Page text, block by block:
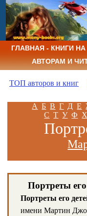
ГЛАВНАЯ - КНИГИ НА
АВТОРАМ И
ТОП авторов и книг
А Б В Г Д Е
С Т У Ф Х
Портреты
Портреты его
имени Мартин